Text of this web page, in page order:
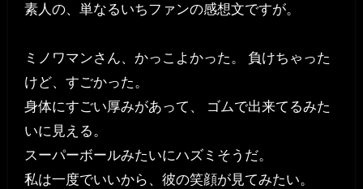
素人の、単なるいちファンの感想文ですが。
ミノワマンさん、かっこよかった。 負けちゃった
けど、すごかった。
身体にすごい厚みがあって、 ゴムで出来てるみた
いに見える。
スーパーボールみたいにハズミそうだ。
私は一度でいいから、彼の笑顔が見てみたい。